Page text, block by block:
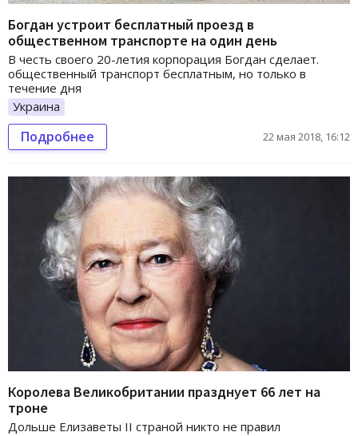
Богдан устроит бесплатный проезд в
общественном транспорте на один день
В честь своего 20-летия корпорация Богдан сделает.
общественный транспорт бесплатным, но только в
течение дня
Украина
Подробнее 22 мая 2018, 16:12
Королева Великобритании празднует 66 лет на
троне
Дольше Елизаветы II страной никто не правил